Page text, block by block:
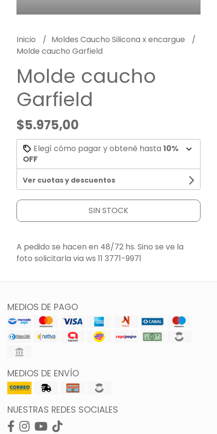
Inicio
Moldes Caucho Silicona x encargue
Molde caucho Garfield
Molde caucho
Garfield
$5.975,00
Elegí cómo pagar y obtené hasta 10%
OFF
Ver cuotas y descuentos
SIN STOCK
A pedido se hacen en 48/72 hs. Sino se ve la
foto solicitarla via ws 11 3771-9971
MEDIOS DE PAGO
MEDIOS DE ENVÍO
NUESTRAS REDES SOCIALES